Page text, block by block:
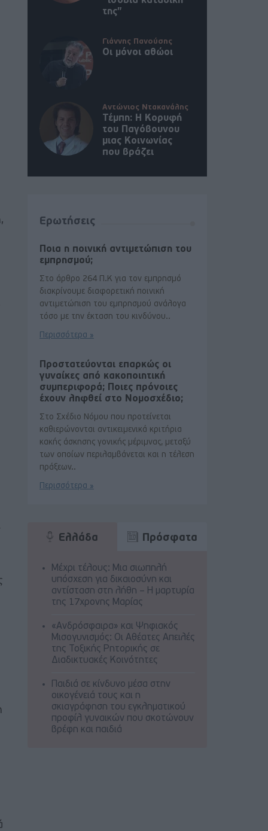
της”
Γιάννης Πανούσης
Οι μόνοι αθώοι
Αντώνιος Ντακανάλης
Τέμπη: Η Κορυφή
του Παγόβουνου
μιας Κοινωνίας
που βράζει
Ερωτήσεις
Ποια η ποινική αντιμετώπιση του
εμπρησμού;
Στο άρθρο 264 Π.Κ για τον εμπρησμό
διακρίνουμε διαφορετική ποινική
αντιμετώπιση του εμπρησμού ανάλογα
τόσο με την έκταση του κινδύνου..
Περισσότερα »
Προστατεύονται επαρκώς οι
γυναίκες από κακοποιητική
συμπεριφορά; Ποιες πρόνοιες
έχουν ληφθεί στο Νομοσχέδιο;
Στο Σχέδιο Νόμου που προτείνεται
καθιερώνονται αντικειμενικά κριτήρια
κακής άσκησης γονικής μέριμνας, μεταξύ
των οποίων περιλαμβάνεται και η τέλεση
πράξεων..
Περισσότερα »
Ελλάδα Πρόσφατα
Μέχρι τέλους: Μια σιωπηλή
υπόσχεση για δικαιοσύνη και
αντίσταση στη λήθη – Η μαρτυρία
της 17χρονης Μαρίας
«Ανδρόσφαιρα» και Ψηφιακός
Μισογυνισμός: Οι Αθέατες Απειλές
της Τοξικής Ρητορικής σε
Διαδικτυακές Κοινότητες
Παιδιά σε κίνδυνο μέσα στην
οικογένειά τους και η
σκιαγράφηση του εγκληματικού
προφίλ γυναικών που σκοτώνουν
βρέφη και παιδιά